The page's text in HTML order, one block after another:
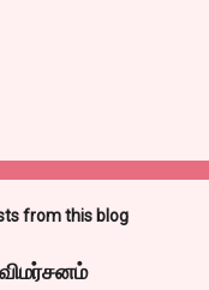
from this blog